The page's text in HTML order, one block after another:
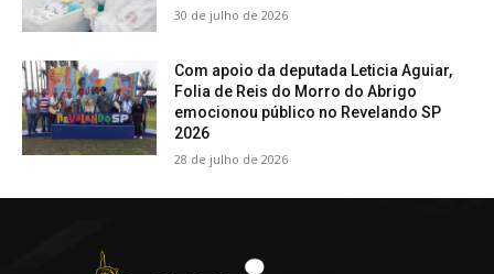
30 de julho de 2026
Com apoio da deputada Leticia Aguiar,
Folia de Reis do Morro do Abrigo
emocionou público no Revelando SP
2026
28 de julho de 2026